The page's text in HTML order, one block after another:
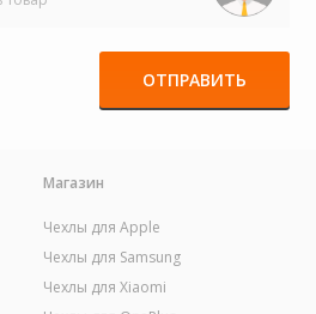
ОТПРАВИТЬ
Магазин
Чехлы для Apple
Чехлы для Samsung
Чехлы для Xiaomi